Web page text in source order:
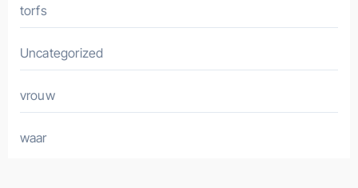
torfs
Uncategorized
vrouw
waar